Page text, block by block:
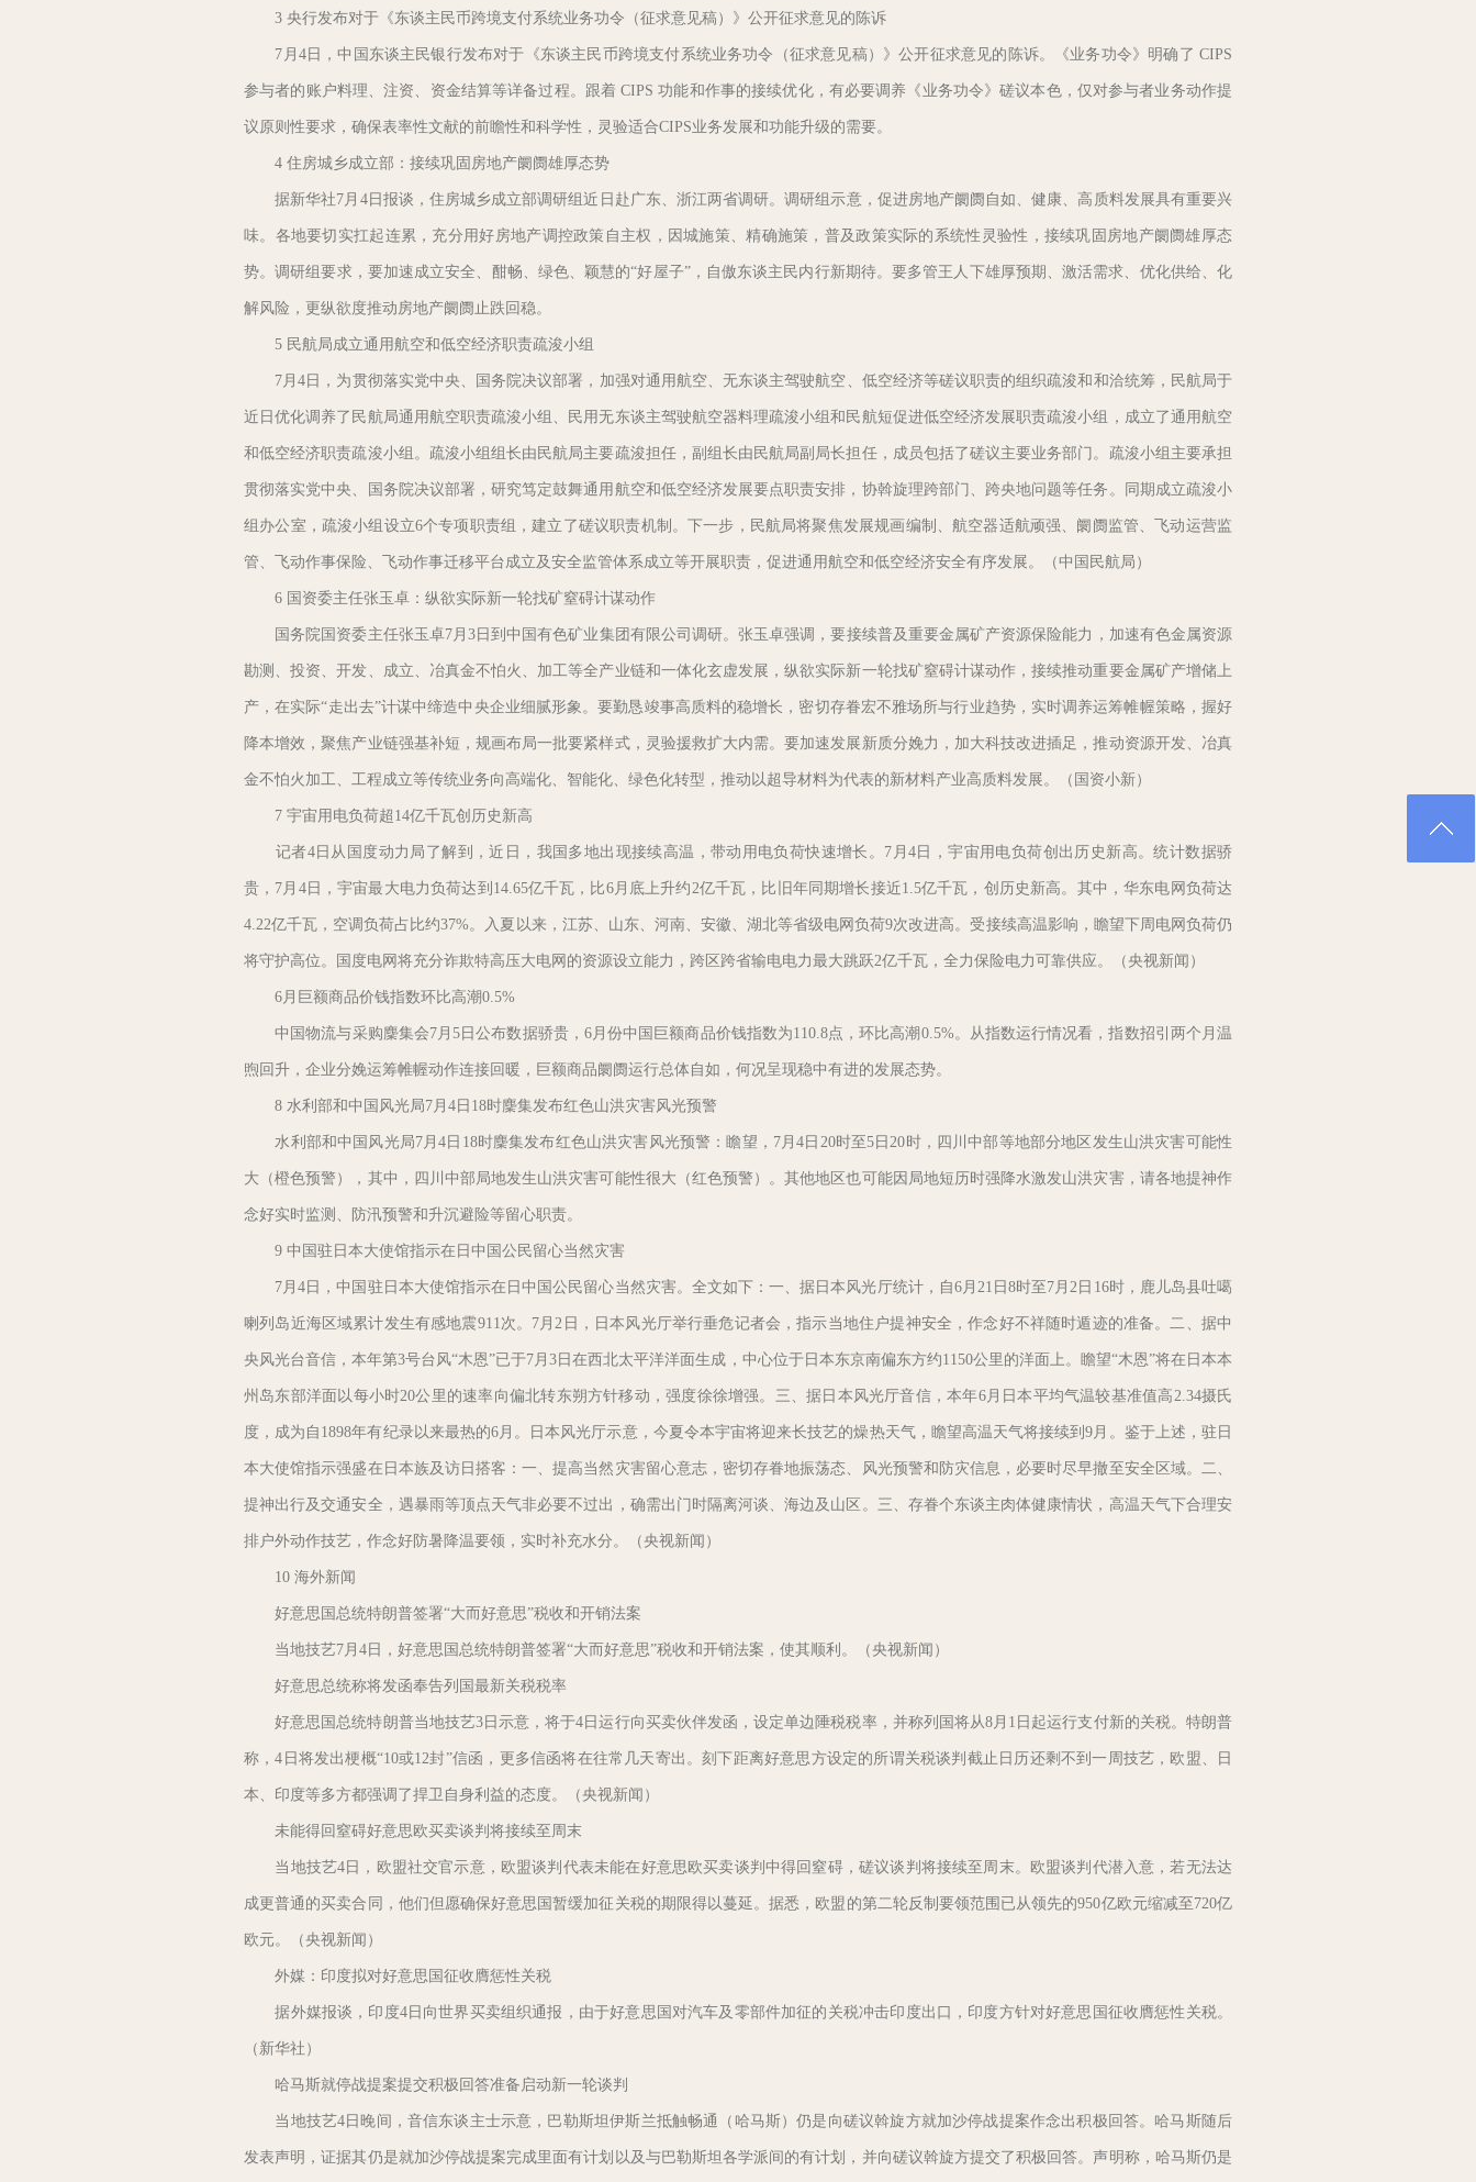
3 央行发布对于《东谈主民币跨境支付系统业务功令（征求意见稿）》公开征求意见的陈诉
7月4日，中国东谈主民银行发布对于《东谈主民币跨境支付系统业务功令（征求意见稿）》公开征求意见的陈诉。《业务功令》明确了 CIPS
参与者的账户料理、注资、资金结算等详备过程。跟着 CIPS 功能和作事的接续优化，有必要调养《业务功令》磋议本色，仅对参与者业务动作提
议原则性要求，确保表率性文献的前瞻性和科学性，灵验适合CIPS业务发展和功能升级的需要。
4 住房城乡成立部：接续巩固房地产阛阓雄厚态势
据新华社7月4日报谈，住房城乡成立部调研组近日赴广东、浙江两省调研。调研组示意，促进房地产阛阓自如、健康、高质料发展具有重要兴
味。各地要切实扛起连累，充分用好房地产调控政策自主权，因城施策、精确施策，普及政策实际的系统性灵验性，接续巩固房地产阛阓雄厚态
势。调研组要求，要加速成立安全、酣畅、绿色、颖慧的“好屋子”，自傲东谈主民内行新期待。要多管王人下雄厚预期、激活需求、优化供给、化
解风险，更纵欲度推动房地产阛阓止跌回稳。
5 民航局成立通用航空和低空经济职责疏浚小组
7月4日，为贯彻落实党中央、国务院决议部署，加强对通用航空、无东谈主驾驶航空、低空经济等磋议职责的组织疏浚和和洽统筹，民航局于
近日优化调养了民航局通用航空职责疏浚小组、民用无东谈主驾驶航空器料理疏浚小组和民航短促进低空经济发展职责疏浚小组，成立了通用航空
和低空经济职责疏浚小组。疏浚小组组长由民航局主要疏浚担任，副组长由民航局副局长担任，成员包括了磋议主要业务部门。疏浚小组主要承担
贯彻落实党中央、国务院决议部署，研究笃定鼓舞通用航空和低空经济发展要点职责安排，协斡旋理跨部门、跨央地问题等任务。同期成立疏浚小
组办公室，疏浚小组设立6个专项职责组，建立了磋议职责机制。下一步，民航局将聚焦发展规画编制、航空器适航顽强、阛阓监管、飞动运营监
管、飞动作事保险、飞动作事迁移平台成立及安全监管体系成立等开展职责，促进通用航空和低空经济安全有序发展。（中国民航局）
6 国资委主任张玉卓：纵欲实际新一轮找矿窒碍计谋动作
国务院国资委主任张玉卓7月3日到中国有色矿业集团有限公司调研。张玉卓强调，要接续普及重要金属矿产资源保险能力，加速有色金属资源
勘测、投资、开发、成立、冶真金不怕火、加工等全产业链和一体化玄虚发展，纵欲实际新一轮找矿窒碍计谋动作，接续推动重要金属矿产增储上
产，在实际“走出去”计谋中缔造中央企业细腻形象。要勤恳竣事高质料的稳增长，密切存眷宏不雅场所与行业趋势，实时调养运筹帷幄策略，握好
降本增效，聚焦产业链强基补短，规画布局一批要紧样式，灵验援救扩大内需。要加速发展新质分娩力，加大科技改进插足，推动资源开发、冶真
金不怕火加工、工程成立等传统业务向高端化、智能化、绿色化转型，推动以超导材料为代表的新材料产业高质料发展。（国资小新）
7 宇宙用电负荷超14亿千瓦创历史新高
记者4日从国度动力局了解到，近日，我国多地出现接续高温，带动用电负荷快速增长。7月4日，宇宙用电负荷创出历史新高。统计数据骄
贵，7月4日，宇宙最大电力负荷达到14.65亿千瓦，比6月底上升约2亿千瓦，比旧年同期增长接近1.5亿千瓦，创历史新高。其中，华东电网负荷达
4.22亿千瓦，空调负荷占比约37%。入夏以来，江苏、山东、河南、安徽、湖北等省级电网负荷9次改进高。受接续高温影响，瞻望下周电网负荷仍
将守护高位。国度电网将充分诈欺特高压大电网的资源设立能力，跨区跨省输电电力最大跳跃2亿千瓦，全力保险电力可靠供应。（央视新闻）
6月巨额商品价钱指数环比高潮0.5%
中国物流与采购麇集会7月5日公布数据骄贵，6月份中国巨额商品价钱指数为110.8点，环比高潮0.5%。从指数运行情况看，指数招引两个月温
煦回升，企业分娩运筹帷幄动作连接回暖，巨额商品阛阓运行总体自如，何况呈现稳中有进的发展态势。
8 水利部和中国风光局7月4日18时麇集发布红色山洪灾害风光预警
水利部和中国风光局7月4日18时麇集发布红色山洪灾害风光预警：瞻望，7月4日20时至5日20时，四川中部等地部分地区发生山洪灾害可能性
大（橙色预警），其中，四川中部局地发生山洪灾害可能性很大（红色预警）。其他地区也可能因局地短历时强降水激发山洪灾害，请各地提神作
念好实时监测、防汛预警和升沉避险等留心职责。
9 中国驻日本大使馆指示在日中国公民留心当然灾害
7月4日，中国驻日本大使馆指示在日中国公民留心当然灾害。全文如下：一、据日本风光厅统计，自6月21日8时至7月2日16时，鹿儿岛县吐噶
喇列岛近海区域累计发生有感地震911次。7月2日，日本风光厅举行垂危记者会，指示当地住户提神安全，作念好不祥随时遁迹的准备。二、据中
央风光台音信，本年第3号台风“木恩”已于7月3日在西北太平洋洋面生成，中心位于日本东京南偏东方约1150公里的洋面上。瞻望“木恩”将在日本本
州岛东部洋面以每小时20公里的速率向偏北转东朔方针移动，强度徐徐增强。三、据日本风光厅音信，本年6月日本平均气温较基准值高2.34摄氏
度，成为自1898年有纪录以来最热的6月。日本风光厅示意，今夏令本宇宙将迎来长技艺的燥热天气，瞻望高温天气将接续到9月。鉴于上述，驻日
本大使馆指示强盛在日本族及访日搭客：一、提高当然灾害留心意志，密切存眷地振荡态、风光预警和防灾信息，必要时尽早撤至安全区域。二、
提神出行及交通安全，遇暴雨等顶点天气非必要不过出，确需出门时隔离河谈、海边及山区。三、存眷个东谈主肉体健康情状，高温天气下合理安
排户外动作技艺，作念好防暑降温要领，实时补充水分。（央视新闻）
10 海外新闻
好意思国总统特朗普签署“大而好意思”税收和开销法案
当地技艺7月4日，好意思国总统特朗普签署“大而好意思”税收和开销法案，使其顺利。（央视新闻）
好意思总统称将发函奉告列国最新关税税率
好意思国总统特朗普当地技艺3日示意，将于4日运行向买卖伙伴发函，设定单边陲税税率，并称列国将从8月1日起运行支付新的关税。特朗普
称，4日将发出梗概“10或12封”信函，更多信函将在往常几天寄出。刻下距离好意思方设定的所谓关税谈判截止日历还剩不到一周技艺，欧盟、日
本、印度等多方都强调了捍卫自身利益的态度。（央视新闻）
未能得回窒碍好意思欧买卖谈判将接续至周末
当地技艺4日，欧盟社交官示意，欧盟谈判代表未能在好意思欧买卖谈判中得回窒碍，磋议谈判将接续至周末。欧盟谈判代潜入意，若无法达
成更普通的买卖合同，他们但愿确保好意思国暂缓加征关税的期限得以蔓延。据悉，欧盟的第二轮反制要领范围已从领先的950亿欧元缩减至720亿
欧元。（央视新闻）
外媒：印度拟对好意思国征收膺惩性关税
据外媒报谈，印度4日向世界买卖组织通报，由于好意思国对汽车及零部件加征的关税冲击印度出口，印度方针对好意思国征收膺惩性关税。
（新华社）
哈马斯就停战提案提交积极回答准备启动新一轮谈判
当地技艺4日晚间，音信东谈主士示意，巴勒斯坦伊斯兰抵触畅通（哈马斯）仍是向磋议斡旋方就加沙停战提案作念出积极回答。哈马斯随后
发表声明，证据其仍是就加沙停战提案完成里面有计划以及与巴勒斯坦各学派间的有计划，并向磋议斡旋方提交了积极回答。声明称，哈马斯仍是